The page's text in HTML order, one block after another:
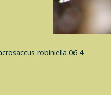
robiniella 06 4